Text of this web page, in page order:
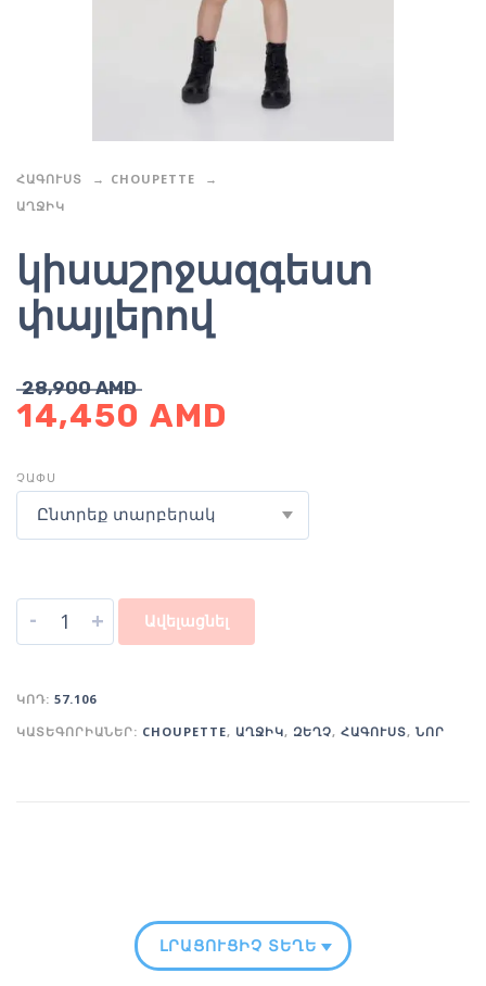
ՀԱԳՈՒՍՏ
CHOUPETTE
ԱՂՋԻԿ
կիսաշրջազգեստ
փայլերով
28,900AMD
14,450 AMD
ՉԱՓՍ
Ընտրեք տարբերակ
- + Ավելացնել
ԿՈԴ: 57.106
ԿԱՏԵԳՈՐԻԱՆԵՐ: CHOUPETTE, ԱՂՋԻԿ, ԶԵՂՉ, ՀԱԳՈՒՍՏ, ՆՈՐ
ԼՐԱՑՈՒՑԻՉ ՏԵՂԵԿՈՒԹՅՈՒՆ